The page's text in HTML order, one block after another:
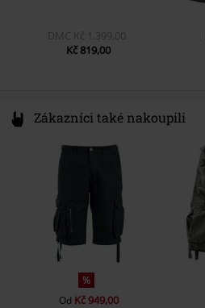
DMC Kč 1.399,00
Kč 819,00
Zákazníci také nakoupili
%
Od Kč 949,00